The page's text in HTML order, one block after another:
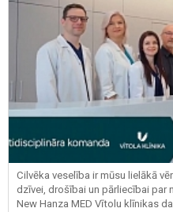
Cilvēka veselība ir mūsu lielākā
dzīvei, drošībai un pārliecībai par
New Hanza MED Vītolu klīnikas